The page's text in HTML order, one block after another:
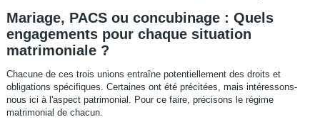
Mariage, PACS ou concubinage : Quels
engagements pour chaque situation
matrimoniale ?
Chacune de ces trois unions entraîne potentiellement des droits et
obligations spécifiques. Certaines ont été précitées, mais intéressons-
nous ici à l'aspect patrimonial. Pour ce faire, précisons le régime
matrimonial de chacun.